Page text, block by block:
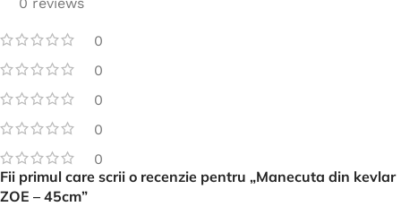
0
0
0
0
0
Fii primul care scrii o recenzie pentru „Manecuta din kevlar
ZOE – 45cm”